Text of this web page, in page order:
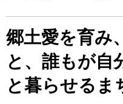
郷土愛を育み
と、誰もが自
と暮らせるま